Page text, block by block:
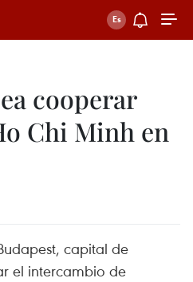
cooperar
Chi Minh en
capital de
el intercambio de